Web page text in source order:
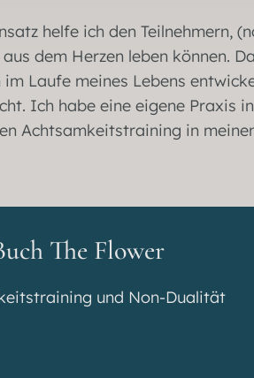
helfe ich den Teilnehmern,
dem Herzen leben können.
Laufe meines Lebens
Ich habe eine eigene Praxis in
Achtsamkeitstraining in
The Flower
und Non-Dualität